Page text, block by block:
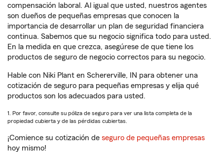
compensación laboral. Al igual que usted, nuestros agentes
son dueños de pequeñas empresas que conocen la
importancia de desarrollar un plan de seguridad financiera
continua. Sabemos que su negocio significa todo para usted.
En la medida en que crezca, asegúrese de que tiene los
productos de seguro de negocio correctos para su negocio.
Hable con Niki Plant en Schererville, IN para obtener una
cotización de seguro para pequeñas empresas y elija qué
productos son los adecuados para usted.
1. Por favor, consulte su póliza de seguro para ver una lista completa de la
propiedad cubierta y de las pérdidas cubiertas.
¡Comience su cotización de seguro de pequeñas empresas
hoy mismo!